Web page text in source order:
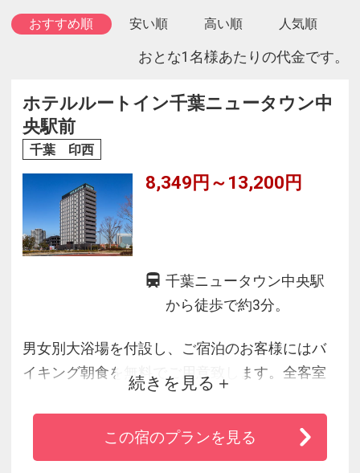
おすすめ順 安い順 高い順 人気順
おとな1名様あたりの代金です。
ホテルルートイン千葉ニュータウン中
央駅前
千葉 印西
8,349円～13,200円
千葉ニュータウン中央駅
から徒歩で約3分。
男女別大浴場を付設し、ご宿泊のお客様にはバ
イキング朝食を無料でご用意致します。全客室
には空気清浄機と接続無料のＷｉ－Ｆｉを備え
ています。お車でお越しのお客様には立体自走
式駐車場を有料でご利用いただけます。ビジネ
続きを見る
この宿のプランを見る